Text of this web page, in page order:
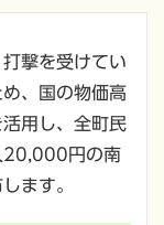
撃を受けてい
、国の物価高
用し、全町民
20,000円の南
ます。